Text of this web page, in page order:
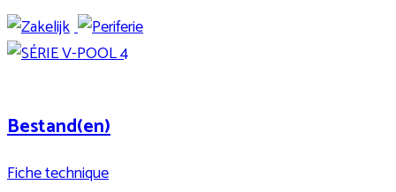
Bestand(en)
Fiche technique